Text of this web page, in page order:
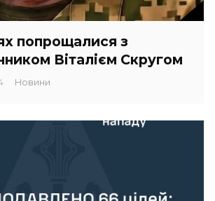
попрощалися з
Віталієм Скругом
Новини